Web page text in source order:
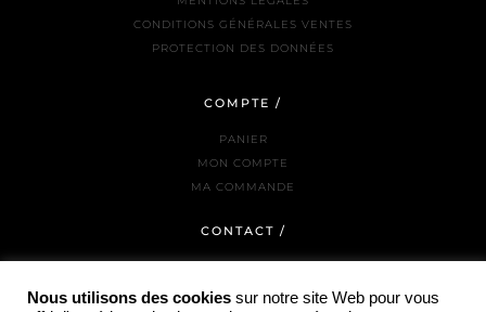
CONDITIONS GÉNÉRALES VENTES
PROTECTION DES DONNÉES
COMPTE /
PANIER
MON COMPTE
MA COMMANDE
CONTACT /
LA BOUTIQUE
Nous utilisons des cookies sur notre site Web pour vous